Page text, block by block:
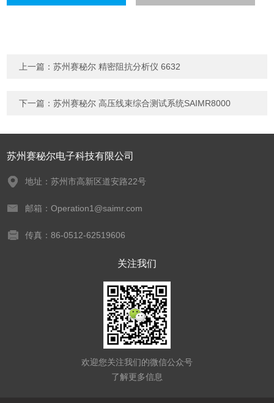
上一篇：苏州赛秘尔 精密阻抗分析仪 6632
下一篇：苏州赛秘尔 高压线束综合测试系统SAIMR8000
苏州赛秘尔电子科技有限公司
地址：苏州市高新区道安路22号
邮箱：Operation1@saimr.com
传真：86-0512-62519606
关注我们
欢迎您关注我们的微信公众号
了解更多信息